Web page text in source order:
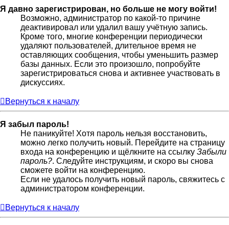
Я давно зарегистрирован, но больше не могу войти!
Возможно, администратор по какой-то причине
деактивировал или удалил вашу учётную запись.
Кроме того, многие конференции периодически
удаляют пользователей, длительное время не
оставляющих сообщения, чтобы уменьшить размер
базы данных. Если это произошло, попробуйте
зарегистрироваться снова и активнее участвовать в
дискуссиях.
Вернуться к началу
Я забыл пароль!
Не паникуйте! Хотя пароль нельзя восстановить,
можно легко получить новый. Перейдите на страницу
входа на конференцию и щёлкните на ссылку Забыли
пароль?. Следуйте инструкциям, и скоро вы снова
сможете войти на конференцию.
Если не удалось получить новый пароль, свяжитесь с
администратором конференции.
Вернуться к началу